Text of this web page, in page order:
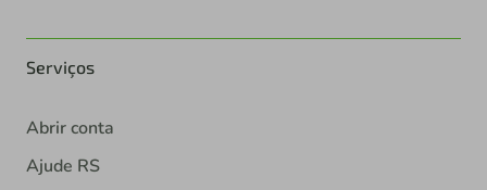
Serviços
Abrir conta
Ajude RS